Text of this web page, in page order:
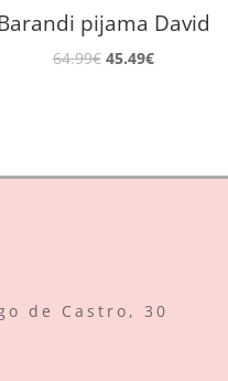
pijama David
64.99€ El
64.99€.
45.49€El
45.49€.
de Castro, 30